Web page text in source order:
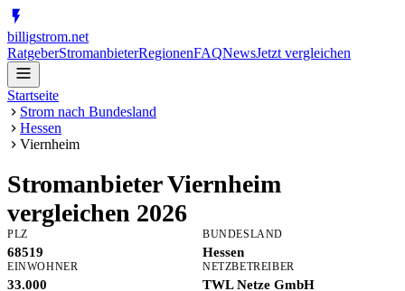
billigstrom.net
RatgeberStromanbieterRegionenFAQNewsJetzt vergleichen
Startseite
Strom nach Bundesland
Hessen
Viernheim
StromanbieterViernheim
vergleichen 2026
PLZ
68519
BUNDESLAND
Hessen
EINWOHNER
33.000
NETZBETREIBER
TWL Netze GmbH